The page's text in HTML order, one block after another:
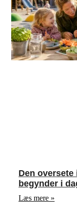
Den
begynder i
Læs mere »